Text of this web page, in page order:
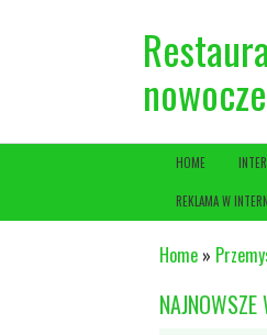
HOME
REKLAMA W
Home »